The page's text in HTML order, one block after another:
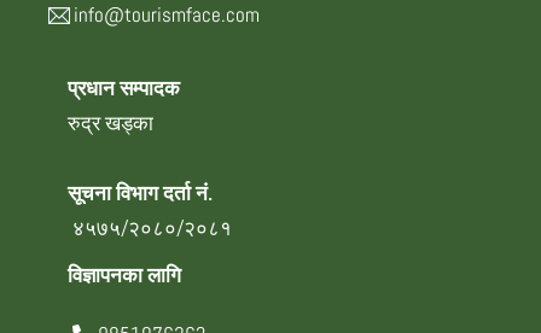
info@tourismface.com
प्रधान सम्पादक
रुद्र खड्का
सूचना विभाग दर्ता नं.
४५७५/२०८०/२०८१
विज्ञापनका लागि